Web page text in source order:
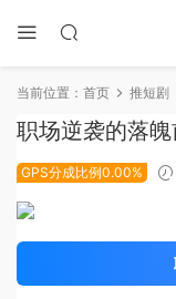
当前位置： 首页 推短剧
职场逆袭的落
GPS分成比例0.00%